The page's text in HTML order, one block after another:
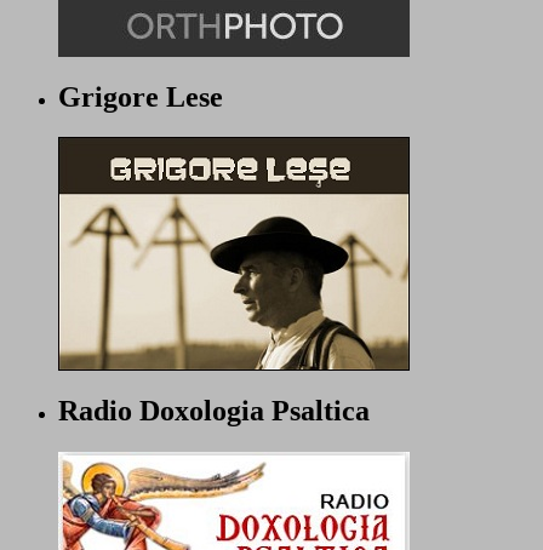
Grigore Lese
Radio Doxologia Psaltica